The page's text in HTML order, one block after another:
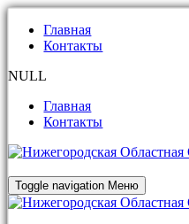
Главная
Контакты
NULL
Главная
Контакты
Toggle navigation Меню